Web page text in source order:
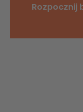
Rozpocznij